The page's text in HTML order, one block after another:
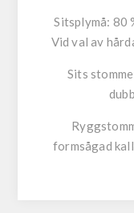
Sitsplymå: 80
Vid val av
Sits
formsågad